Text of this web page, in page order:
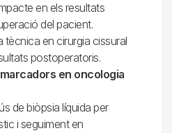
en els resultats
del pacient.
tècnica en cirurgia cissural
postoperatoris.
en oncologia
de biòpsia líquida per
i seguiment en